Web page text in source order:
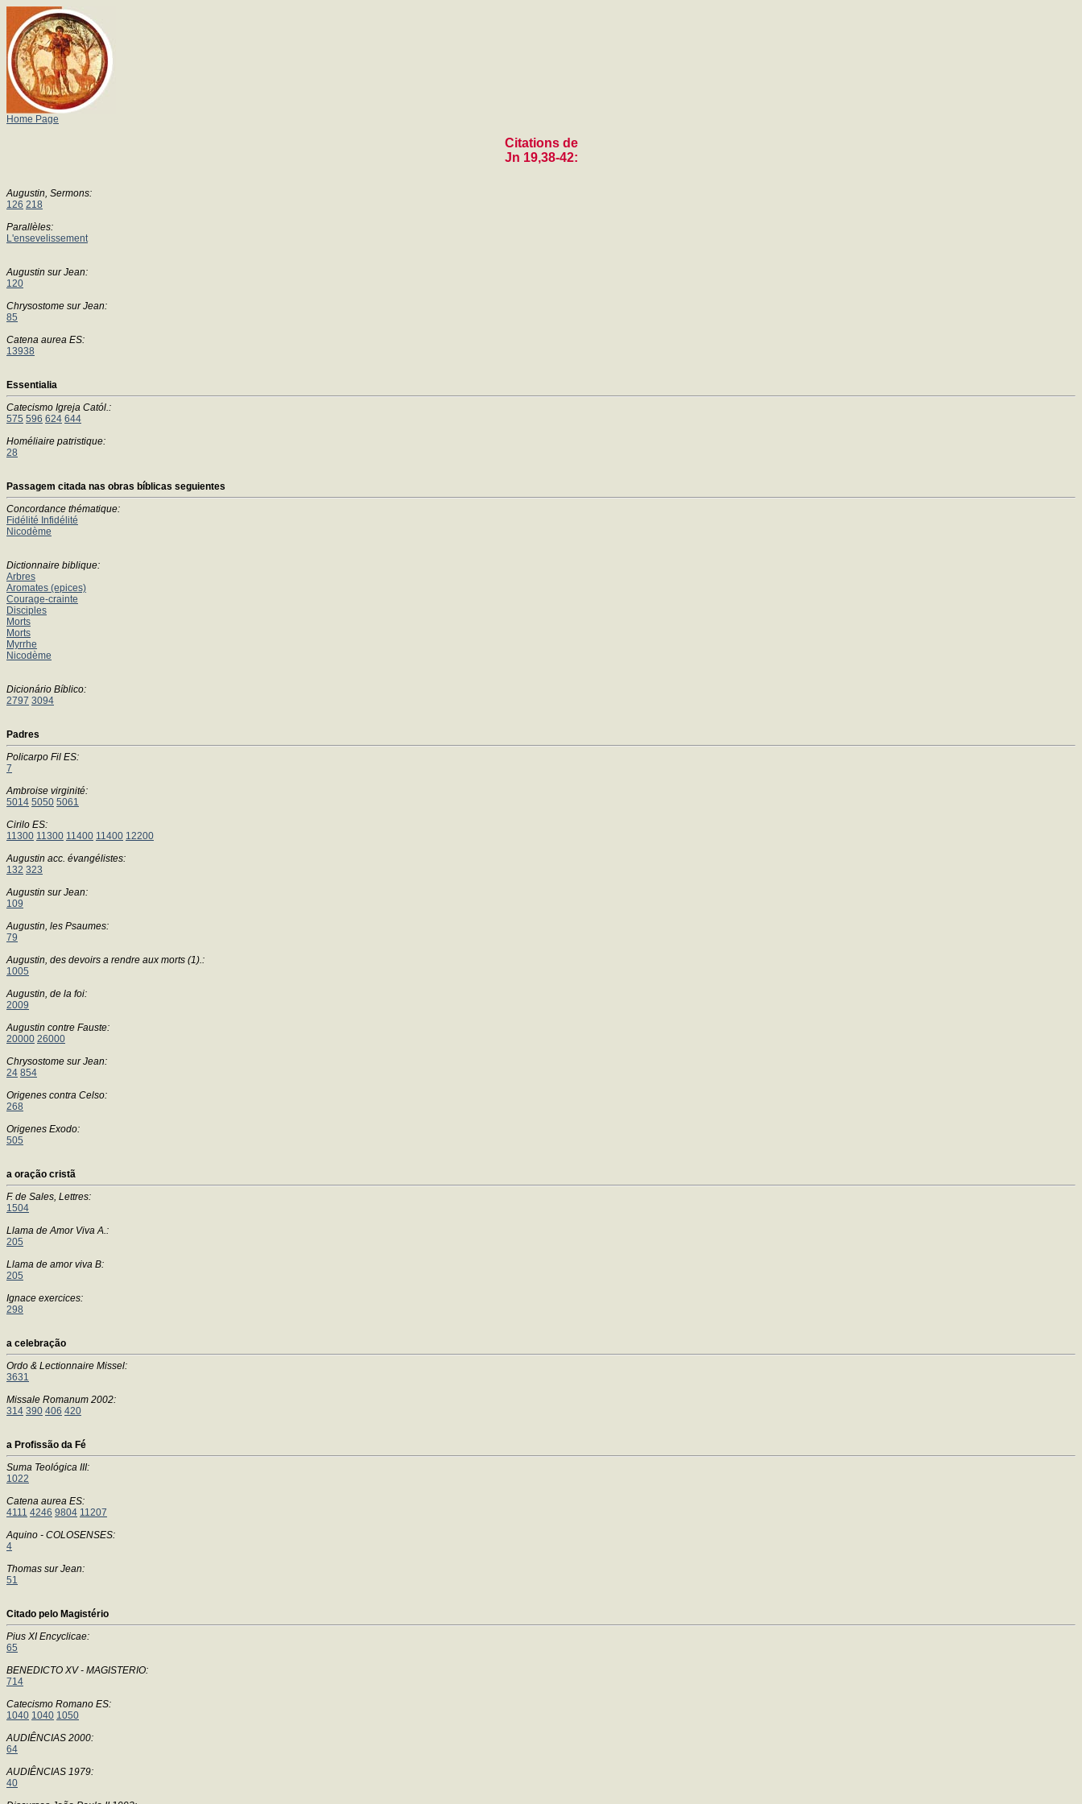
Home Page
Citations de
Jn 19,38-42:
Augustin, Sermons:
126 218
Parallèles:
L'ensevelissement
Augustin sur Jean:
120
Chrysostome sur Jean:
85
Catena aurea ES:
13938
Essentialia
Catecismo Igreja Catól.:
575 596 624 644
Homéliaire patristique:
28
Passagem citada nas obras bíblicas seguientes
Concordance thématique:
Fidélité Infidélité
Nicodème
Dictionnaire biblique:
Arbres
Aromates (epices)
Courage-crainte
Disciples
Morts
Morts
Myrrhe
Nicodème
Dicionário Bíblico:
2797 3094
Padres
Policarpo Fil ES:
7
Ambroise virginité:
5014 5050 5061
Cirilo ES:
11300 11300 11400 11400 12200
Augustin acc. évangélistes:
132 323
Augustin sur Jean:
109
Augustin, les Psaumes:
79
Augustin, des devoirs a rendre aux morts (1).:
1005
Augustin, de la foi:
2009
Augustin contre Fauste:
20000 26000
Chrysostome sur Jean:
24 854
Origenes contra Celso:
268
Origenes Exodo:
505
a oração cristã
F. de Sales, Lettres:
1504
Llama de Amor Viva A.:
205
Llama de amor viva B:
205
Ignace exercices:
298
a celebração
Ordo & Lectionnaire Missel:
3631
Missale Romanum 2002:
314 390 406 420
a Profissão da Fé
Suma Teológica III:
1022
Catena aurea ES:
4111 4246 9804 11207
Aquino - COLOSENSES:
4
Thomas sur Jean:
51
Citado pelo Magistério
Pius XI Encyclicae:
65
BENEDICTO XV - MAGISTERIO:
714
Catecismo Romano ES:
1040 1040 1050
AUDIÊNCIAS 2000:
64
AUDIÊNCIAS 1979:
40